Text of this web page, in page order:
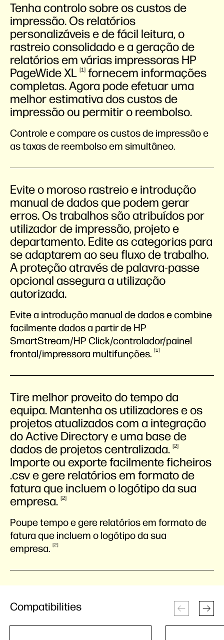
Tenha controlo sobre os custos de
impressão. Os relatórios
personalizáveis e de fácil leitura, o
rastreio consolidado e a geração de
relatórios em várias impressoras HP
PageWideXL 1
fornecem informações
completas. Agora pode efetuar uma
melhor estimativa dos custos de
impressão ou permitir o reembolso.
Controle e compare os custos de impressão e
as taxas de reembolso em simultâneo.
Evite o moroso rastreio e introdução
manual de dados que podem gerar
erros. Os trabalhos são atribuídos por
utilizador de impressão, projeto e
departamento. Edite as categorias para
se adaptarem ao seu fluxo de trabalho.
A proteção através de palavra-passe
opcional assegura a utilização
autorizada.
Evite a introdução manual de dados e combine
facilmente dados a partir de HP
SmartStream/HP Click/controlador/painel
frontal/impressora multifunções. 1
Tire melhor proveito do tempo da
equipa. Mantenha os utilizadores e os
projetos atualizados com a integração
do Active Directory e uma base de
dados de projetoscentralizada. 2
Importe ou exporte facilmente ficheiros
.csv e gere relatórios em formato de
fatura que incluem o logótipo da sua
empresa.
2
Poupe tempo e gere relatórios em formato de
fatura que incluem o logótipo da sua
empresa.
2
Compatibilities